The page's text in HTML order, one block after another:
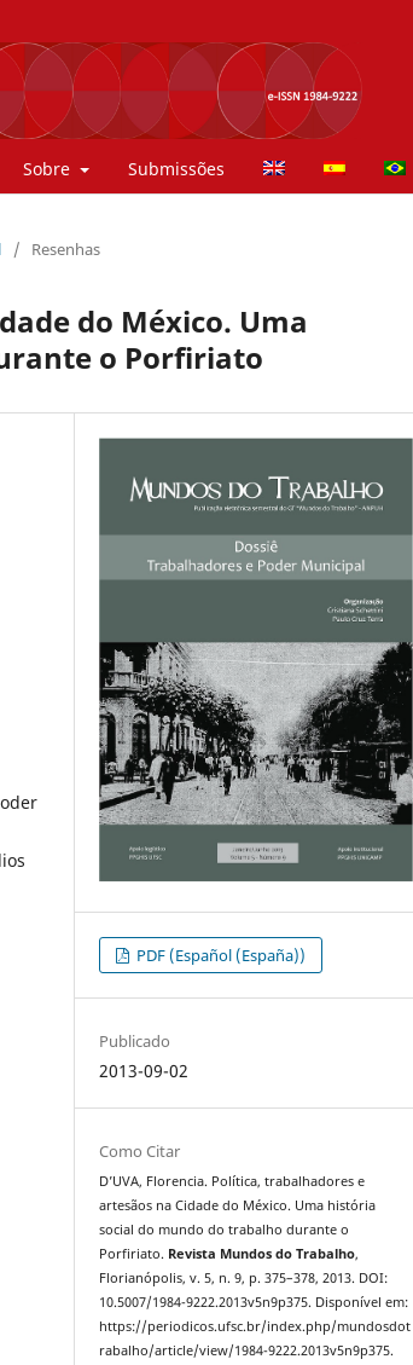
Sobre Submissões
/ Resenhas
do México. Uma
o Porfiriato
PDF (Español (España))
Publicado
2013-09-02
Como Citar
D’UVA, Florencia. Política, trabalhadores e
artesãos na Cidade do México. Uma história
social do mundo do trabalho durante o
Porfiriato. Revista Mundos do Trabalho,
Florianópolis, v. 5, n. 9, p. 375–378, 2013. DOI:
10.5007/1984-9222.2013v5n9p375. Disponível em:
https://periodicos.ufsc.br/index.php/mundosdot
rabalho/article/view/1984-9222.2013v5n9p375.